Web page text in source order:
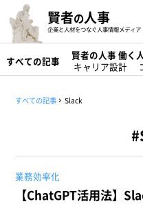
賢者の人事
企業と人材をつなぐ人事情報メディア
すべての記事
賢者の人事 働く
キャリア設計
すべての記事 Slack
業務効率化
【ChatGPT活用法】